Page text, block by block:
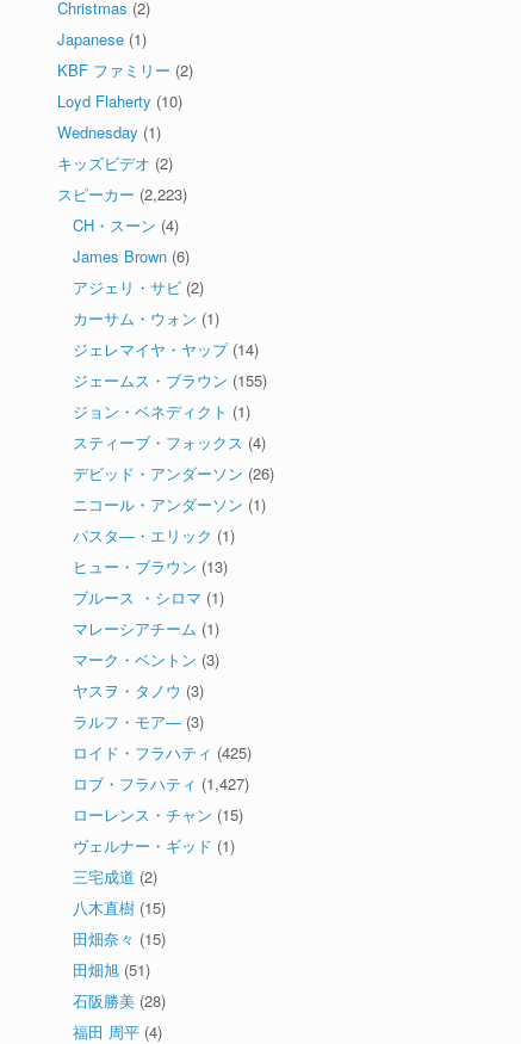
Christmas (2)
Japanese (1)
KBF ファミリー (2)
Loyd Flaherty (10)
Wednesday (1)
キッズビデオ (2)
スピーカー (2,223)
CH・スーン (4)
James Brown (6)
アジェリ・サビ (2)
カーサム・ウォン (1)
ジェレマイヤ・ヤップ(14)
ジェームス・ブラウン (155)
ジョン・ベネディクト (1)
スティーブ・フォックス (4)
デビッド・アンダーソン (26)
ニコール・アンダーソン (1)
パスタ―・エリック (1)
ヒュー・ブラウン (13)
ブルース ・シロマ (1)
マレーシアチーム (1)
マーク・ベントン (3)
ヤスヲ・タノウ (3)
ラルフ・モア― (3)
ロイド・フラハティ (425)
ロブ・フラハティ (1,427)
ローレンス・チャン (15)
ヴェルナー・ギッド (1)
三宅成道 (2)
八木直樹 (15)
田畑奈々 (15)
田畑旭 (51)
石阪勝美 (28)
福田 周平 (4)